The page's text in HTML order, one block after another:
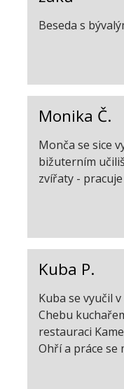
Beseda s
Monika Č.
Monča se sice
bižuterním
zvířaty -
Kuba P.
Kuba se vyučil
Chebu
restauraci
Ohří a práce se